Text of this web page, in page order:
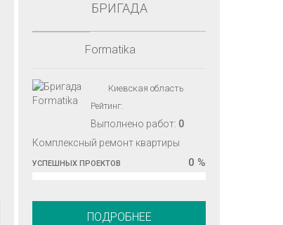
БРИГАДА
Formatika
Киевская область
Рейтинг:
Выполнено работ: 0
Комплексный ремонт квартиры
0 %
УСПЕШНЫХ ПРОЕКТОВ
ПОДРОБНЕЕ